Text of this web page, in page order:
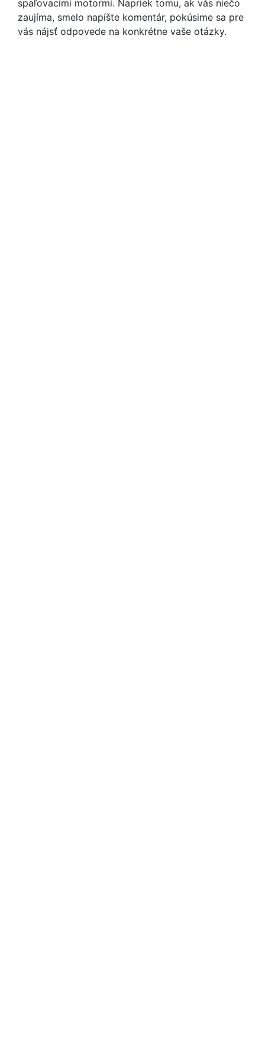
spaľovacími motormi. Napriek tomu, ak vás niečo
zaujíma, smelo napíšte komentár, pokúsime sa pre
vás nájsť odpovede na konkrétne vaše otázky.